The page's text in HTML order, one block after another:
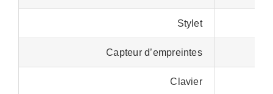
Stylet
Capteur d’empreintes
Clavier